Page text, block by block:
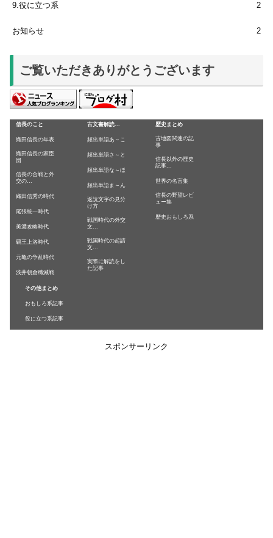
9.役に立つ系 2
お知らせ 2
ご覧いただきありがとうございます
信長のこと
織田信長の年表
織田信長の家臣
団
信長の合戦と外
交の...
織田信秀の時代
尾張統一時代
美濃攻略時代
覇王上洛時代
元亀の争乱時代
浅井朝倉殲滅戦
古文書解読...
頻出単語あ～こ
頻出単語さ～と
頻出単語な～ほ
頻出単語ま～ん
返読文字の見分
け方
戦国時代の外交
文...
戦国時代の起請
文...
実際に解読をし
た記事
歴史まとめ
古地図関連の記
事
信長以外の歴史
記事...
世界の名言集
信長の野望レビ
ュー集
歴史おもしろ系
その他まとめ
おもしろ系記事
役に立つ系記事
スポンサーリンク